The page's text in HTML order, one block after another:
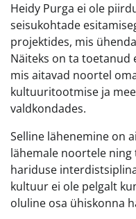
Heidy Purga ei ole
seisukohtade
projektides, mis
Näiteks on ta
mis aitavad noortel
kultuuritootmise ja
valdkondades.
Selline lähenemine on
lähemale noortele
hariduse
kultuur ei ole pelgalt
oluline osa ühiskonna